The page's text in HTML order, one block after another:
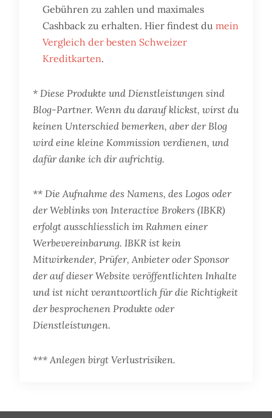
Gebühren zu zahlen und maximales
Cashback zu erhalten. Hier findest dumein
Vergleich der besten Schweizer
Kreditkarten.
* Diese Produkte und Dienstleistungen sind
Blog-Partner. Wenn du darauf klickst, wirst du
keinen Unterschied bemerken, aber der Blog
wird eine kleine Kommission verdienen, und
dafür danke ich dir aufrichtig.
** Die Aufnahme des Namens, des Logos oder
der Weblinks von Interactive Brokers (IBKR)
erfolgt ausschliesslich im Rahmen einer
Werbevereinbarung. IBKR ist kein
Mitwirkender, Prüfer, Anbieter oder Sponsor
der auf dieser Website veröffentlichten Inhalte
und ist nicht verantwortlich für die Richtigkeit
der besprochenen Produkte oder
Dienstleistungen.
*** Anlegen birgt Verlustrisiken.